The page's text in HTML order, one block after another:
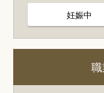
妊娠中